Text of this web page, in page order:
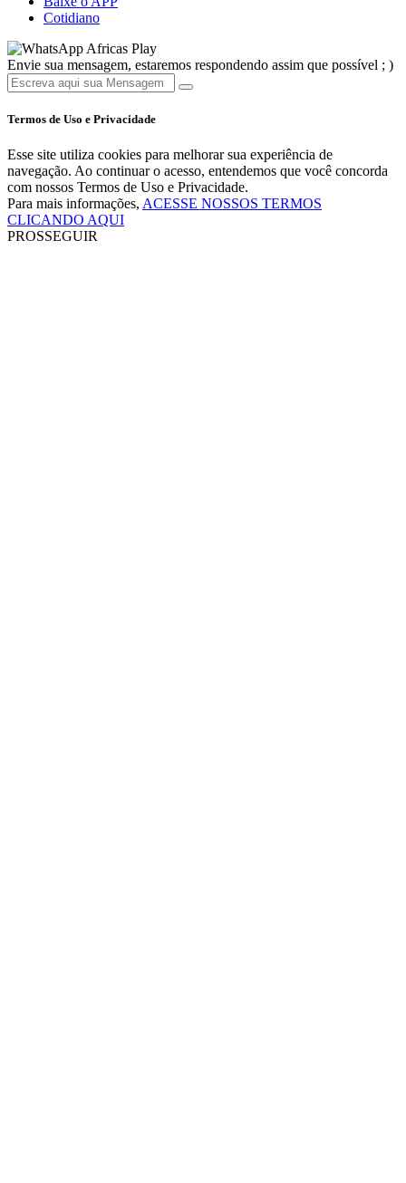
Cotidiano
Africas Play
Envie sua mensagem, estaremos respondendo assim que possível ; )
Termos de Uso e Privacidade
Esse site utiliza cookies para melhorar sua experiência de
navegação. Ao continuar o acesso, entendemos que você concorda
com nossos Termos de Uso e Privacidade.
Para mais informações, ACESSE NOSSOS TERMOS
CLICANDO AQUI
PROSSEGUIR